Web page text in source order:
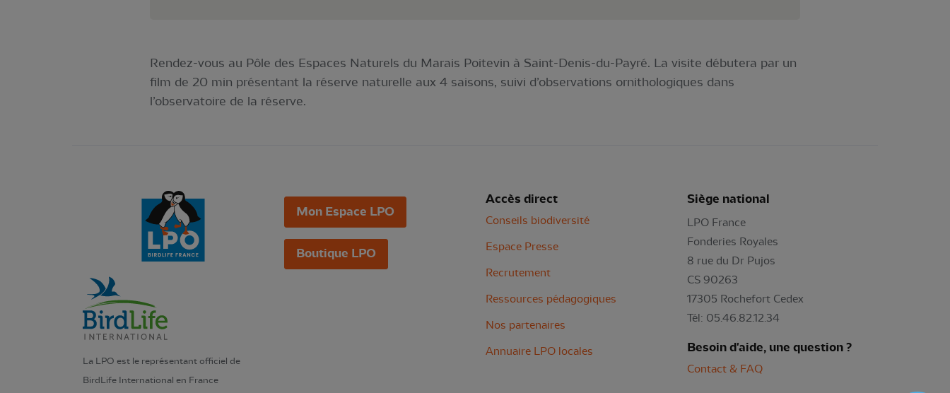
Rendez-vous au Pôle des Espaces Naturels du Marais Poitevin à Saint-Denis-du-Payré. La visite débutera par un
film de 20 min présentant la réserve naturelle aux 4 saisons, suivi d’observations ornithologiques dans
l’observatoire de la réserve.
La LPO est le représentant officiel de
BirdLife International en France
Mon Espace LPO
Boutique LPO
Accès direct
Conseils biodiversité
Espace Presse
Recrutement
Ressources pédagogiques
Nos partenaires
Annuaire LPO locales
Siège national
LPO France
Fonderies Royales
8 rue du Dr Pujos
CS 90263
17305 Rochefort Cedex
Tél: 05.46.82.12.34
Besoin d'aide, une question ?
Contact & FAQ